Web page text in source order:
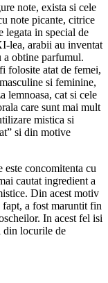
note, exista si cele
note picante, citrice
legata in special de
lea, arabii au inventat
a obtine parfumul.
folosite atat de femei,
si feminine,
lemnoasa, cat si cele
care sunt mai mult
mistica si
si din motive
concomitenta cu
cautat ingredient a
Din acest motiv
a fost maruntit fin
In acest fel isi
din locurile de